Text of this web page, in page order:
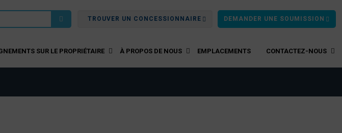
TROUVER UN CONCESSIONNAIRE DEMANDER UNE SOUMISSION
SUR LE PROPRIÉTAIRE À PROPOS DE NOUS EMPLACEMENTS CONTACTEZ-NOUS